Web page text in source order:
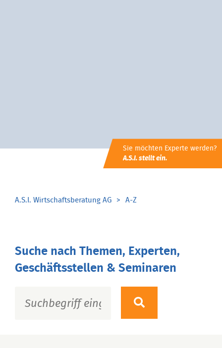
Sie möchten Experte werden?
A.S.I. stellt ein.
A.S.I. Wirtschaftsberatung AG A-Z
Suche nach Themen, Experten,
Geschäftsstellen & Seminaren